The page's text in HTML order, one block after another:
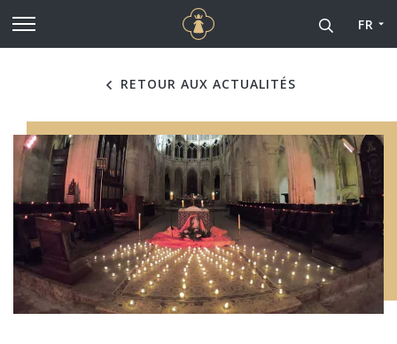
Aller au contenu principal Cathédrale Notre-Dame
FR
RETOUR AUX ACTUALITÉS